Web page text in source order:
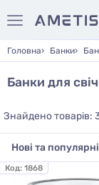
Головна Банки
Банки для
Знайдено товарів:
Код: 1868